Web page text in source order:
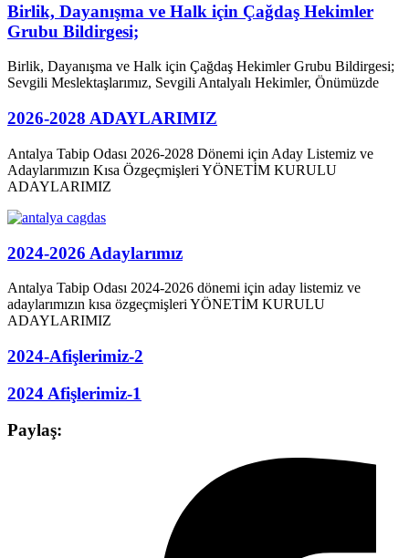
Birlik, Dayanışma ve Halk için Çağdaş Hekimler
Grubu Bildirgesi;
Birlik, Dayanışma ve Halk için Çağdaş Hekimler Grubu Bildirgesi;
Sevgili Meslektaşlarımız, Sevgili Antalyalı Hekimler, Önümüzde
2026-2028 ADAYLARIMIZ
Antalya Tabip Odası 2026-2028 Dönemi için Aday Listemiz ve
Adaylarımızın Kısa Özgeçmişleri YÖNETİM KURULU
ADAYLARIMIZ
2024-2026 Adaylarımız
Antalya Tabip Odası 2024-2026 dönemi için aday listemiz ve
adaylarımızın kısa özgeçmişleri YÖNETİM KURULU
ADAYLARIMIZ
2024-Afişlerimiz-2
2024 Afişlerimiz-1
Paylaş: